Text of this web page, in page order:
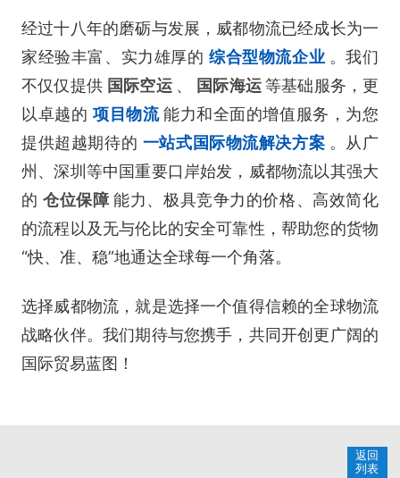
经过十八年的磨砺与发展，威都物流已经成长为一
家经验丰富、实力雄厚的综合型物流企业 。我们
不仅仅提供 国际空运 、 国际海运等基础服务，更
以卓越的 项目物流能力和全面的增值服务，为您
提供超越期待的 一站式国际物流解决方案 。从广
州、深圳等中国重要口岸始发，威都物流以其强大
的仓位保障 能力、极具竞争力的价格、高效简化
的流程以及无与伦比的安全可靠性，帮助您的货物
“快、准、稳”地通达全球每一个角落。
选择威都物流，就是选择一个值得信赖的全球物流
战略伙伴。我们期待与您携手，共同开创更广阔的
国际贸易蓝图！
返回
列表